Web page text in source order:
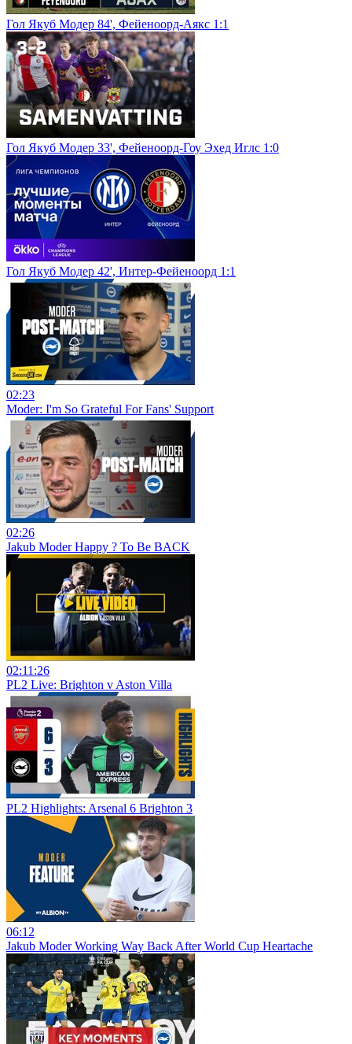
Гол Якуб Модер 84', Фейеноорд-Аякс 1:1
Гол Якуб Модер 33', Фейеноорд-Гоу Эхед Иглс 1:0
Гол Якуб Модер 42', Интер-Фейеноорд 1:1
02:23
Moder: I'm So Grateful For Fans' Support
02:26
Jakub Moder Happy ? To Be BACK
02:11:26
PL2 Live: Brighton v Aston Villa
PL2 Highlights: Arsenal 6 Brighton 3
06:12
Jakub Moder Working Way Back After World Cup Heartache